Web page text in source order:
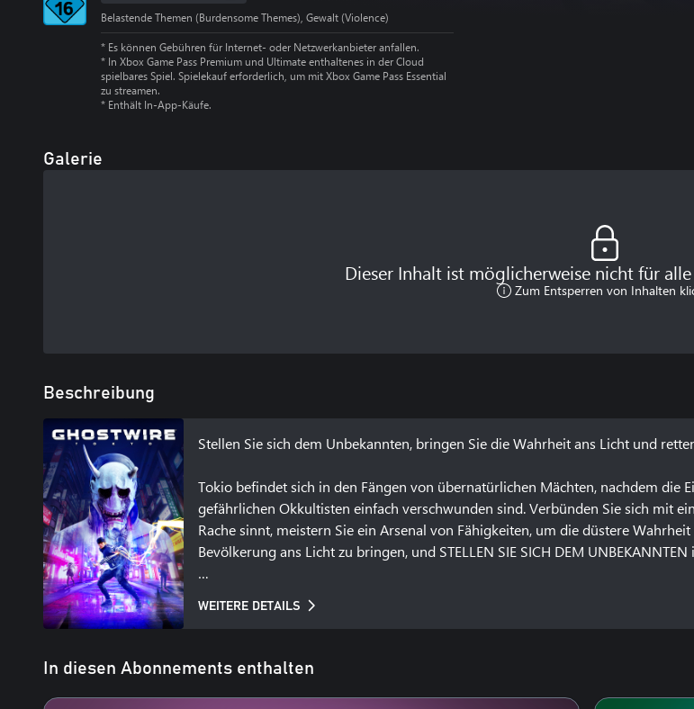
Belastende Themen (Burdensome Themes), Gewalt (Violence)
* Es können Gebühren für Internet- oder Netzwerkanbieter anfallen.
* In Xbox Game Pass Premium und Ultimate enthaltenes in der Cloud
spielbares Spiel. Spielekauf erforderlich, um mit Xbox Game Pass Essential
zu streamen.
* Enthält In-App-Käufe.
Galerie
Dieser Inhalt ist möglicherweise nicht für
Zum Entsperren von Inhalten
Beschreibung
Stellen Sie sich dem Unbekannten, bringen Sie die Wahrheit ans Licht und
Tokio befindet sich in den Fängen von übernatürlichen Mächten, nachdem die
gefährlichen Okkultisten einfach verschwunden sind. Verbünden Sie sich mit
Rache sinnt, meistern Sie ein Arsenal von Fähigkeiten, um die düstere
Bevölkerung ans Licht zu bringen, und STELLEN SIE SICH DEM
Ein schaurig-schönes Tokio
Erkunden Sie eine einzigartige, von einer übernatürlichen Präsenz bedrohte
Stadtlandschaft bis zu den traditionellen Tempeln und schmalen Gassen
Yokai – rachsüchtige Geister, die Tokios Straßen heimsuchen.
WEITERE DETAILS
In diesen Abonnements enthalten